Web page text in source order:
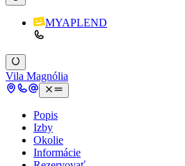
MYAPLEND
Vila Magnólia
Popis
Izby
Okolie
Informácie